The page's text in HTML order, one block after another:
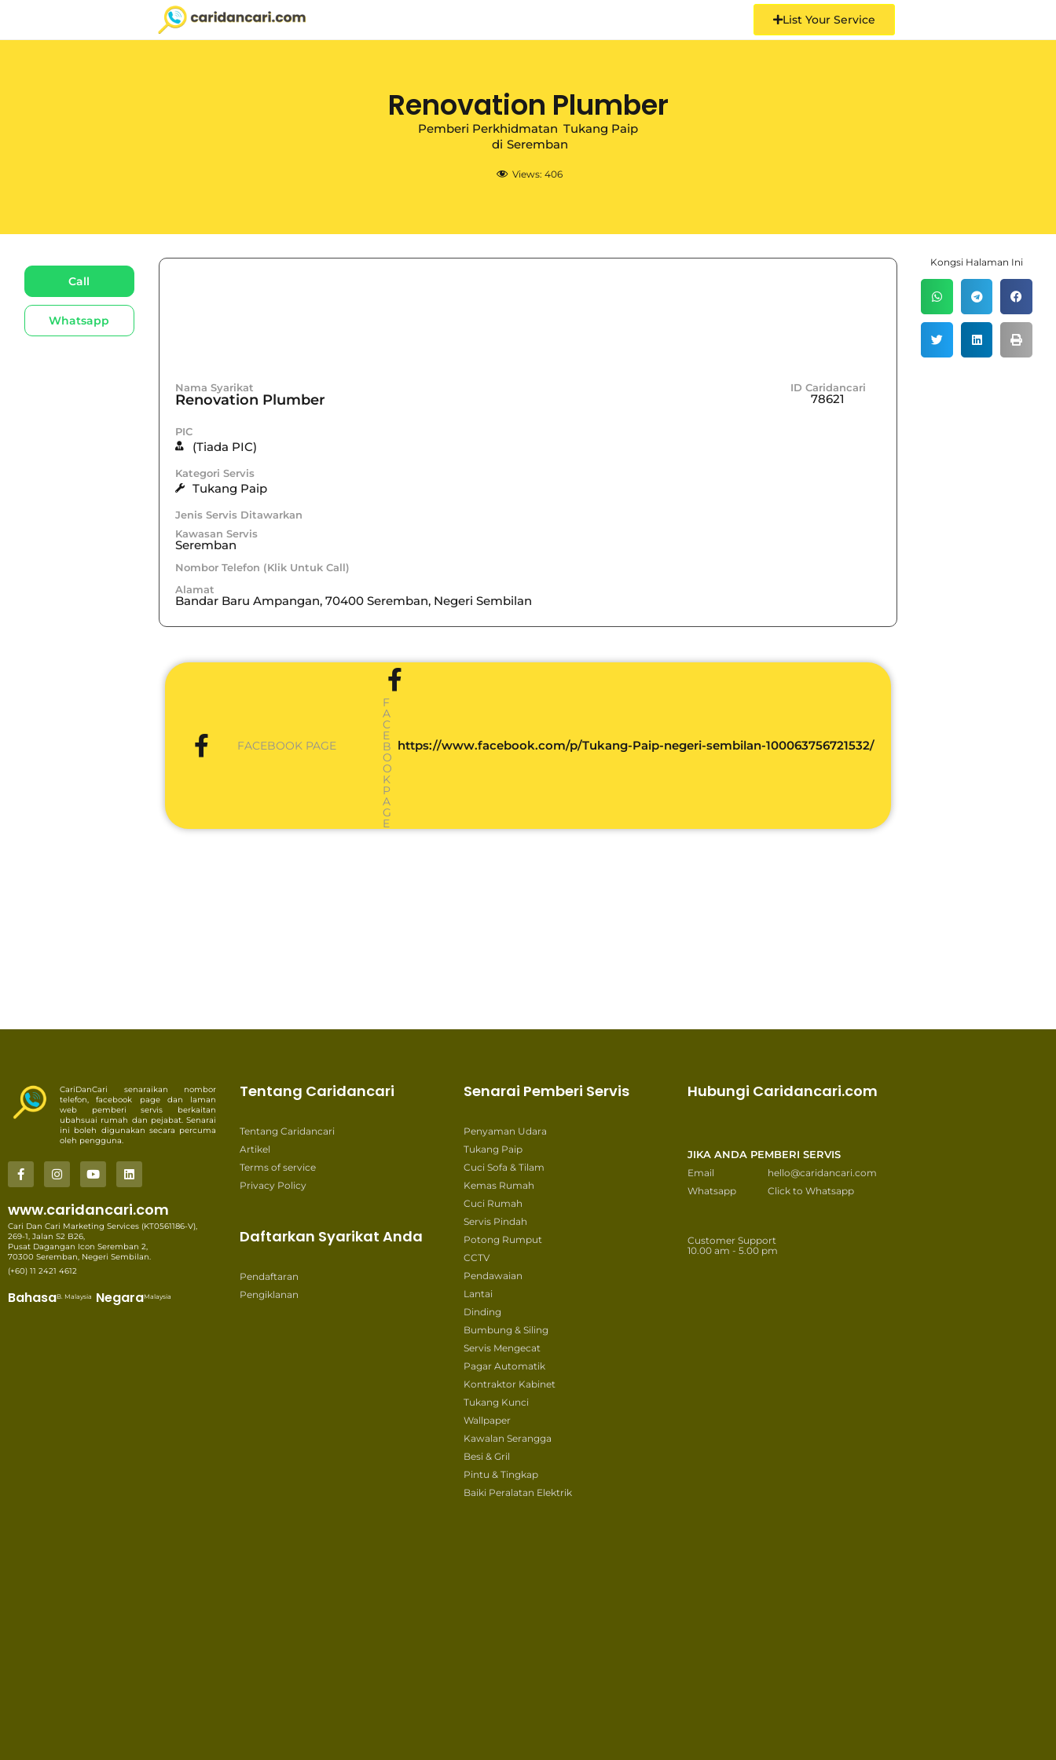
List Your Service
Renovation Plumber
Pemberi Perkhidmatan Tukang Paip
di Seremban
Views: 406
Call
Whatsapp
Nama Syarikat
Renovation Plumber
ID Caridancari
78621
PIC
(Tiada PIC)
Kategori Servis
Tukang Paip
Jenis Servis Ditawarkan
Kawasan Servis
Seremban
Nombor Telefon (Klik Untuk Call)
Alamat
Bandar Baru Ampangan, 70400 Seremban, Negeri Sembilan
Kongsi Halaman Ini
FACEBOOK PAGE
F
A
C
E
B
O
O
K
P
A
G
E
https://www.facebook.com/p/Tukang-Paip-negeri-sembilan-100063756721532/
CariDanCari senaraikan nombor
telefon, facebook page dan laman
web pemberi servis berkaitan
ubahsuai rumah dan pejabat. Senarai
ini boleh digunakan secara percuma
oleh pengguna.
www.caridancari.com
Cari Dan Cari Marketing Services (KT0561186-V),
269-1, Jalan S2 B26,
Pusat Dagangan Icon Seremban 2,
70300 Seremban, Negeri Sembilan.
(+60) 11 2421 4612
BahasaB. Malaysia NegaraMalaysia
Tentang Caridancari
Tentang Caridancari
Artikel
Terms of service
Privacy Policy
Daftarkan Syarikat Anda
Pendaftaran
Pengiklanan
Senarai Pemberi Servis
Penyaman Udara
Tukang Paip
Cuci Sofa & Tilam
Kemas Rumah
Cuci Rumah
Servis Pindah
Potong Rumput
CCTV
Pendawaian
Lantai
Dinding
Bumbung & Siling
Servis Mengecat
Pagar Automatik
Kontraktor Kabinet
Tukang Kunci
Wallpaper
Kawalan Serangga
Besi & Gril
Pintu & Tingkap
Baiki Peralatan Elektrik
Hubungi Caridancari.com
JIKA ANDA PEMBERI SERVIS
Email
hello@caridancari.com
Whatsapp
Click to Whatsapp
Customer Support
10.00 am - 5.00 pm